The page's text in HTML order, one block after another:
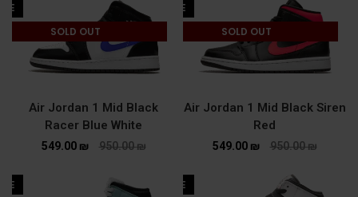
SALE
SOLD OUT
Air Jordan 1 Mid Black Siren
Red
950.00₪
549.00 ₪
SOLD OUT
Air Jordan 1 Mid Black
Racer Blue White
950.00₪
549.00 ₪
SALE